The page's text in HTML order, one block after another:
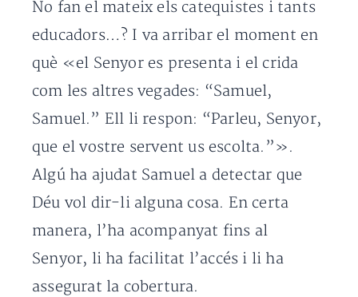
No fan el mateix els catequistes i tants
educadors…? I va arribar el moment en
què «el Senyor es presenta i el crida
com les altres vegades: “Samuel,
Samuel.” Ell li respon: “Parleu, Senyor,
que el vostre servent us escolta.”».
Algú ha ajudat Samuel a detectar que
Déu vol dir-li alguna cosa. En certa
manera, l’ha acompanyat fins al
Senyor, li ha facilitat l’accés i li ha
assegurat la cobertura.